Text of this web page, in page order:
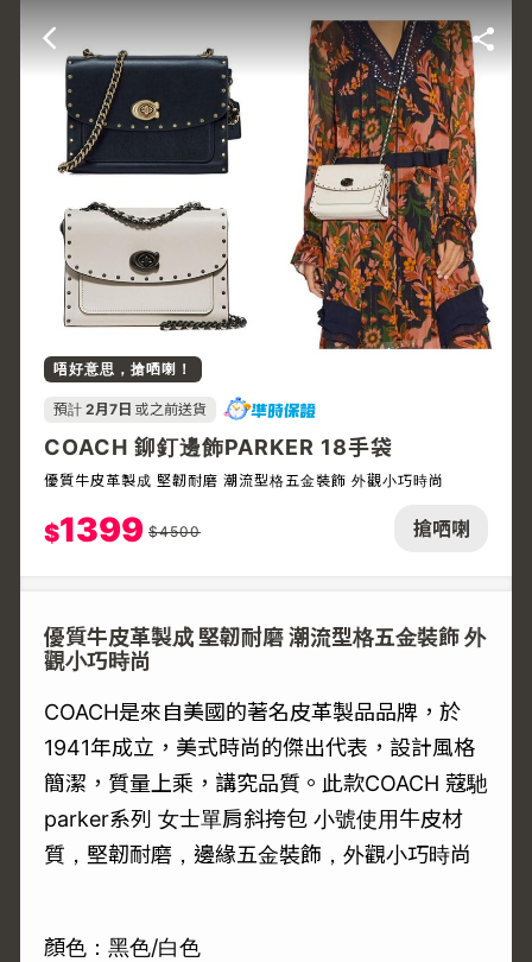
搶哂喇
唔好意思，搶哂喇！
預計 2月7日 或之前送貨
COACH 鉚釘邊飾PARKER 18手袋
優質牛皮革製成 堅韌耐磨 潮流型格五金裝飾 外觀小巧時尚
$1399 $4500
優質牛皮革製成 堅韌耐磨 潮流型格五金裝飾 外
觀小巧時尚
COACH是來自美國的著名皮革製品品牌，於
1941年成立，美式時尚的傑出代表，設計風格
簡潔，質量上乘，講究品質。此款COACH 蔻馳
parker系列 女士單肩斜挎包 小號使用牛皮材
質，堅韌耐磨，邊緣五金裝飾，外觀小巧時尚
顏色：黑色/白色